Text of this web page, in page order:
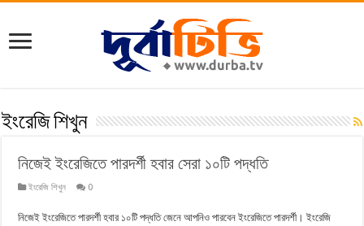
ইংরেজি শিখুন
নিজেই ইংরেজিতে পারদর্শী হবার সেরা ১০টি পদ্ধতি
ইংরেজি শিখুন 0
নিজেই ইংরেজিতে পারদর্শী হবার ১০টি পদ্ধতি জেনে আপনিও পারবেন ইংরেজিতে পারদর্শী। ইংরেজি